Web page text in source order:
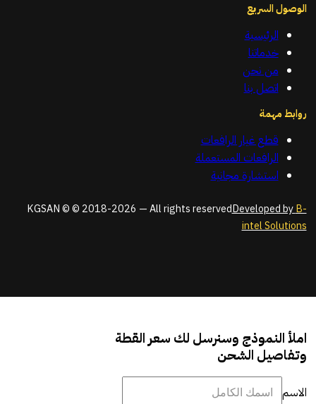
الوصول السريع
الرئيسية
خدماتنا
من نحن
اتصل بنا
روابط مهمة
قطع غيار الرافعات
الرافعات المستعملة
استشارة مجانية
KGSAN © © 2018-2026 — All rights reservedDeveloped byB-
intel Solutions
املأ النموذج وسنرسل لك سعر القطة
وتفاصيل الشحن
الاسم